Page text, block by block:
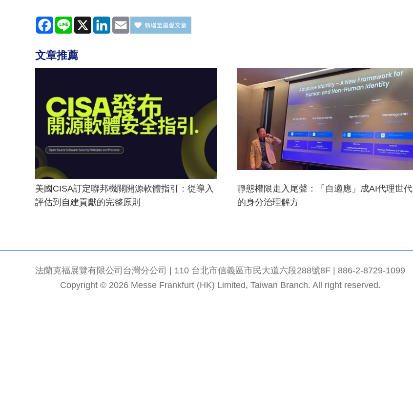
Facebook
Line X LinkedInEmail
文章推薦
美國CISA訂定聯邦機關開源軟體指引：從導入
評估到自建貢獻的完整原則
靜態權限走入尾聲：「自適應」成AI代理世代
的身分治理解方
法蘭克福展覽有限公司台灣分公司 | 110 台北市信義區市民大道六段288號8F | 886-2-8729-1099
Copyright © 2026 Messe Frankfurt (HK) Limited, Taiwan Branch. All right reserved.